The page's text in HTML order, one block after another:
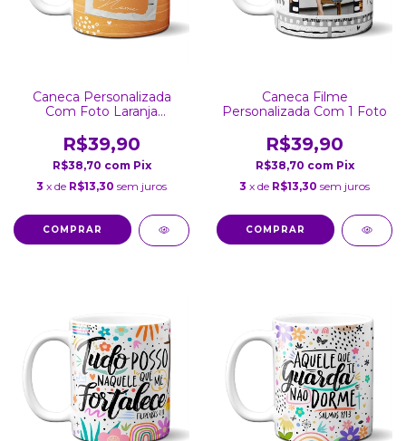
Caneca Personalizada
Com Foto Laranja
R$39,90
R$38,70 com Pix
3 x de R$13,30 sem juros
COMPRAR
Caneca Filme
Personalizada Com 1 Foto
R$39,90
R$38,70 com Pix
3 x de R$13,30 sem juros
COMPRAR